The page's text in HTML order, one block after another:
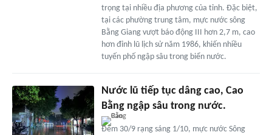
trọng tại nhiều địa phương của tỉnh. Đặc biệt,
tại các phường trung tâm, mực nước sông
Bằng Giang vượt báo động III hơn 2,7 m, cao
hơn đỉnh lũ lịch sử năm 1986, khiến nhiều
tuyến phố ngập sâu trong biển nước.
Nước lũ tiếp tục dâng cao, Cao
Bằng ngập sâu trong nước.
Đêm 30/9 rạng sáng 1/10, mực nước Sông